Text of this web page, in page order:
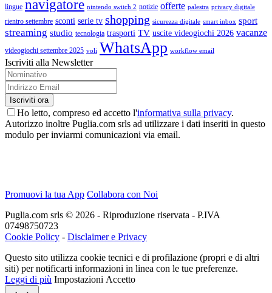
lingue navigatore nintendo switch 2 notizie offerte palestra privacy digitale
rientro settembre sconti serie tv shopping sicurezza digitale smart inbox sport
streaming studio tecnologia trasporti TV uscite videogiochi 2026 vacanze
videogiochi settembre 2025 voli WhatsApp workflow email
Iscriviti alla Newsletter
Ho letto, compreso ed accetto l'informativa sulla privacy.
Autorizzo inoltre Puglia.com srls ad utilizzare i dati inseriti in questo
modulo per inviarmi comunicazioni via email.
Promuovi la tua App Collabora con Noi
Puglia.com srls © 2026 - Riproduzione riservata - P.IVA
07498750723
Cookie Policy - Disclaimer e Privacy
Questo sito utilizza cookie tecnici e di profilazione (propri e di altri
siti) per notificarti informazioni in linea con le tue preferenze.
Leggi di più Impostazioni Accetto